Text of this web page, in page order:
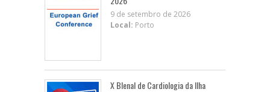
9 de setembro de 2026
Local: Porto
X BIenal de Cardiologia da Ilha